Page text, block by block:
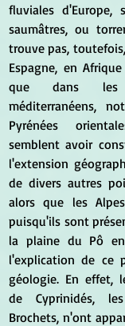
fluviales d'Europe,
saumâtres, ou
trouve pas,
Espagne, en
que dans les
méditerranéens,
Pyrénées
semblent avoir
l'extension
de divers autres
alors que les
puisqu'ils sont
la plaine du Pô
l'explication de ce
géologie. En effet,
de Cyprinidés,
Brochets, n'ont